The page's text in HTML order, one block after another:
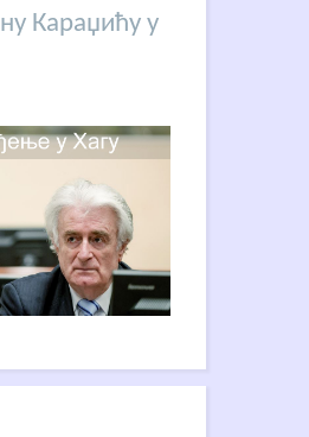
Караџићу у